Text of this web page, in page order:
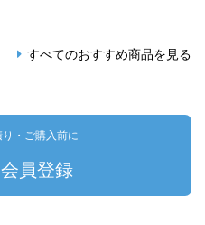
すべてのおすすめ商品を見る
・ご購入前に
員登録